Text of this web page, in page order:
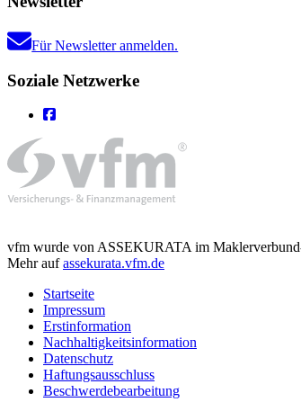
Für Newsletter anmelden.
Soziale Netzwerke
vfm wurde von ASSEKURATA im
Mehr aufassekurata.vfm.de
Startseite
Impressum
Erstinformation
Nachhaltigkeitsinformation
Datenschutz
Haftungsausschluss
Beschwerdebearbeitung